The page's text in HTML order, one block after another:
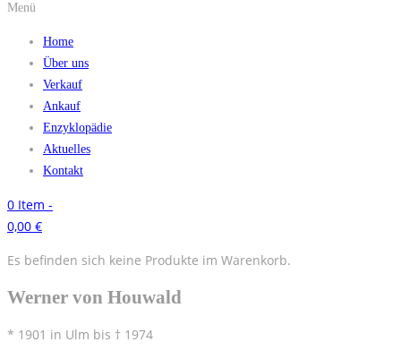
Menü
Home
Über uns
Verkauf
Ankauf
Enzyklopädie
Aktuelles
Kontakt
0 Item -
0,00 €
Es befinden sich keine Produkte im Warenkorb.
Werner von Houwald
* 1901 in Ulm bis † 1974